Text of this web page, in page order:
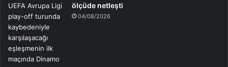
ölçüde netleşti
04/08/2026